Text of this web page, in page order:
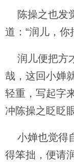
陈操之也发
道：“润儿，你
润儿便把方
哉，这回小婵
轻重，写起字
冲陈操之眨眨
小婵也觉得
得笨拙，便请